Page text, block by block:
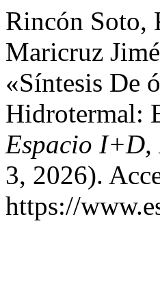
Rincón Soto,
Maricruz
«Síntesis De
Hidrotermal:
Espacio I+D,
3, 2026).
https://